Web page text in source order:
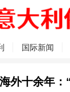
国际新闻
外十余年：